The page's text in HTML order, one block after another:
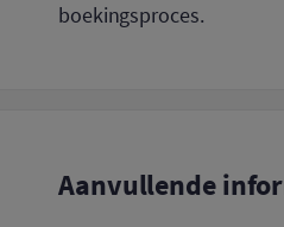
boekingsproces.
Aanvullende